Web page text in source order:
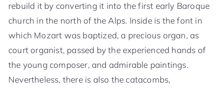
rebuild it by converting it into the first early Baroque
church in the north of the Alps. Inside is the font in
which Mozart was baptized, a precious organ, as
court organist, passed by the experienced hands of
the young composer, and admirable paintings.
Nevertheless, there is also the catacombs,